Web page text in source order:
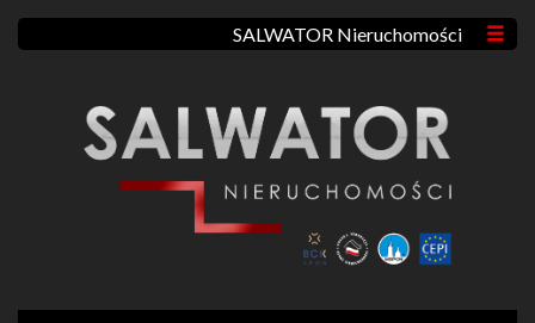
SALWATOR Nieruchomości